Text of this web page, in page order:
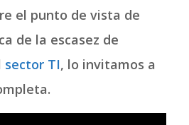
el punto de vista de
de la escasez de
sector TI, lo invitamos a